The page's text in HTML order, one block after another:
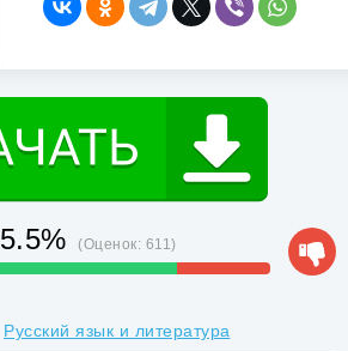
(Оценок: 611)
Русский язык и литература